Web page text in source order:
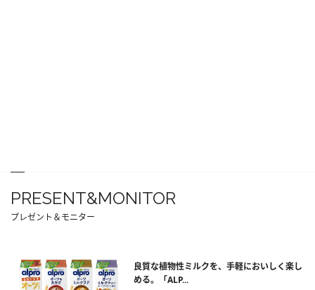
PRESENT&MONITOR
プレゼント＆モニター
良質な植物性ミルクを、手軽においしく楽し
める。「ALP...